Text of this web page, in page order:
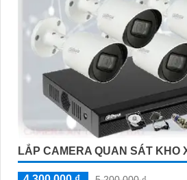
LẮP CAMERA QUAN SÁT KHO